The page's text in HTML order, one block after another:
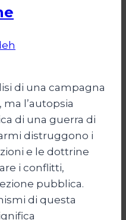
di una campagna
l’autopsia
di una guerra di
distruggono i
e le dottrine
i conflitti,
pubblica.
di questa